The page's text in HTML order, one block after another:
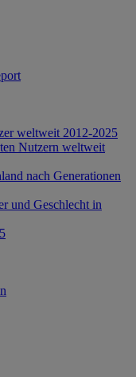
weltweit 2012-2025
Nutzern weltweit
nach Generationen
und Geschlecht in